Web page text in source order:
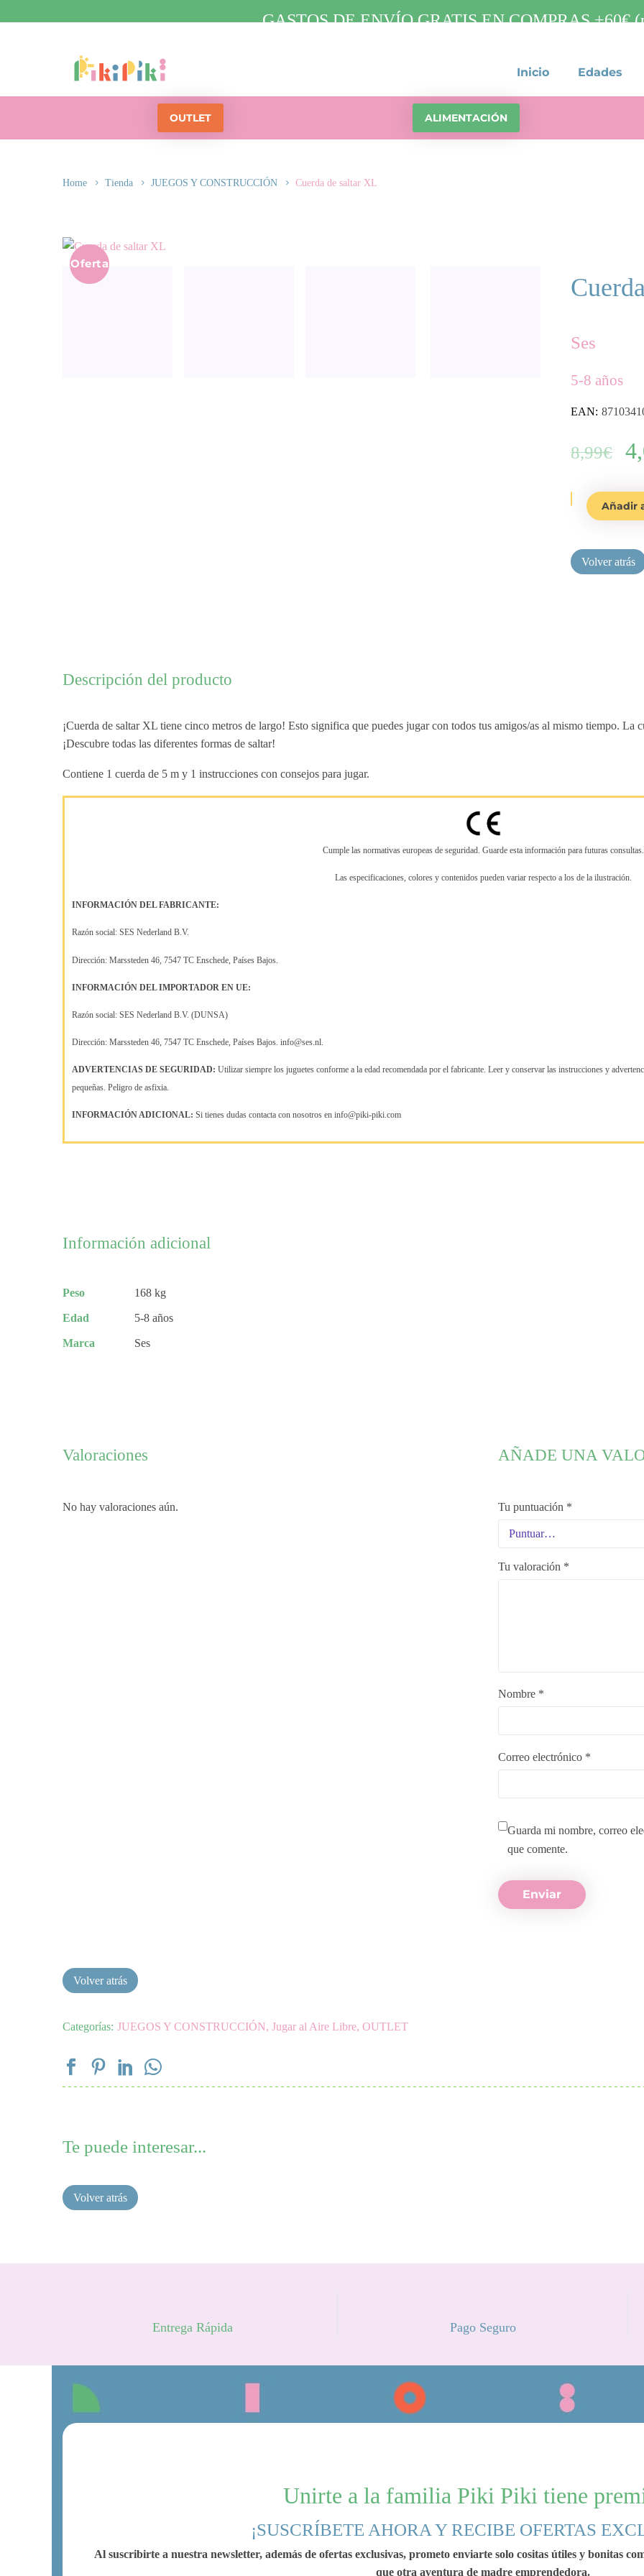
GASTOS DE ENVÍO GRATIS EN COMPRAS +60€
Inicio Edades
OUTLET ALIMENTACIÓN
Home Tienda JUEGOS Y CONSTRUCCIÓN Cuerda de saltar XL
Oferta
Ses
5-8 años
EAN:
8,99€
Cuerda
XL
cantidad
Añadir
Descripción del producto
¡Cuerda de saltar XL tiene cinco metros de largo! Esto significa que puedes jugar con todos tus amigos/as al mismo tiempo. La
¡Descubre todas las diferentes formas de saltar!
Contiene 1 cuerda de 5 m y 1 instrucciones con consejos para jugar.
Cumple las normativas europeas de seguridad. Guarde esta información para futuras consultas.
Las especificaciones, colores y contenidos pueden variar respecto a los de la ilustración.
INFORMACIÓN DEL FABRICANTE:
Razón social: SES Nederland B.V.
Dirección: Marssteden 46, 7547 TC Enschede, Países Bajos.
INFORMACIÓN DEL IMPORTADOR EN UE:
Razón social: SES Nederland B.V. (DUNSA)
Dirección: Marssteden 46, 7547 TC Enschede, Países Bajos. info@ses.nl.
ADVERTENCIAS DE SEGURIDAD: Utilizar siempre los juguetes conforme a la edad recomendada por el fabricante. Leer y conservar las instrucciones y
pequeñas. Peligro de asfixia.
INFORMACIÓN ADICIONAL: Si tienes dudas contacta con nosotros en info@piki-piki.com
Información adicional
Peso 168 kg
Edad 5-8 años
Marca Ses
Valoraciones
No hay valoraciones aún.
AÑADE UNA
Tu puntuación *
Tu valoración *
Nombre *
Correo electrónico *
Guarda mi nombre, correo
que comente.
Enviar
Categorías: JUEGOS Y CONSTRUCCIÓN, Jugar al Aire Libre, OUTLET
Te puede interesar...
Entrega Rápida Pago Seguro
Unirte a la familia Piki Piki tiene
¡SUSCRÍBETE AHORA Y RECIBE OFERTAS
Al suscribirte a nuestra newsletter, además de ofertas exclusivas, prometo enviarte solo cositas útiles y bonitas
que otra aventura de madre emprendedora.